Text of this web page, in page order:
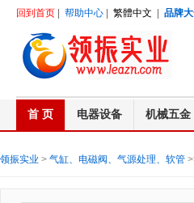
回到首页 帮助中心 繁體中文 品牌
首 页 电器设备 机械五金
领振实业 > 气缸、电磁阀、气源处理、软管